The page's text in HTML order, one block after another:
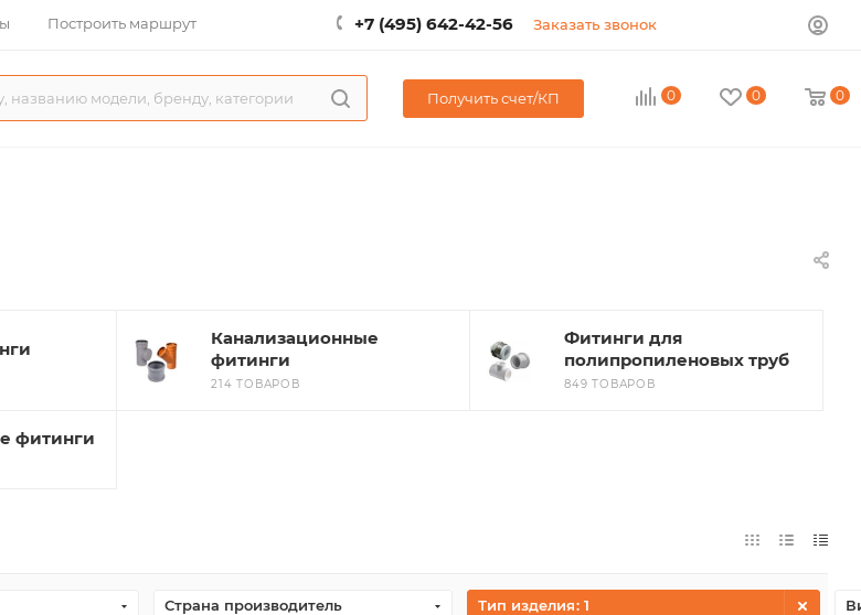
Построить маршрут +7 (495) 642-42-56 Заказать звонок
Получить счет/КП 0 0 0
Канализационные
фитинги
214 ТОВАРОВ
Фитинги для
полипропиленовых труб
849 ТОВАРОВ
фитинги
Страна производитель Тип изделия: 1